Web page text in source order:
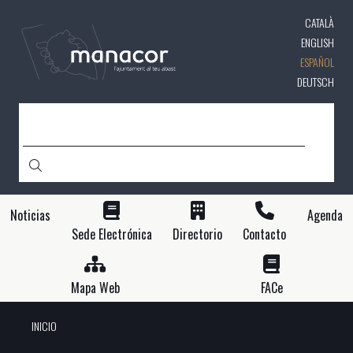
contenido
principal
CATALÀ
ENGLISH
ESPAÑOL
DEUTSCH
Noticias
Sede Electrónica
Directorio Contacto
Agenda
Mapa Web FACe
INICIO